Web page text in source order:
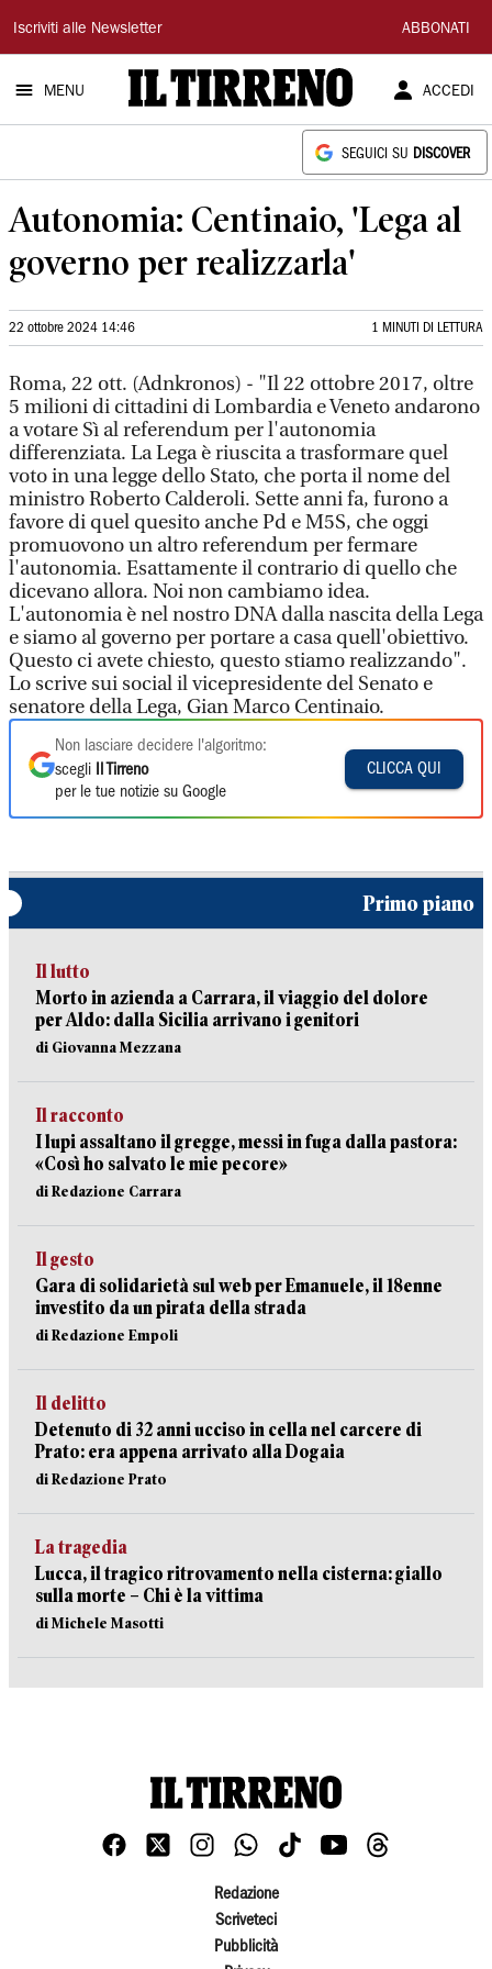
Il
Tirreno
Iscriviti alle Newsletter ABBONATI
MENU ACCEDI
SEGUICI SU DISCOVER
Autonomia: Centinaio, 'Lega al
governo per realizzarla'
22 ottobre 2024 14:46 1 MINUTI DI LETTURA
Roma, 22 ott. (Adnkronos) - "Il 22 ottobre 2017, oltre
5 milioni di cittadini di Lombardia e Veneto andarono
a votare Sì al referendum per l'autonomia
differenziata. La Lega è riuscita a trasformare quel
voto in una legge dello Stato, che porta il nome del
ministro Roberto Calderoli. Sette anni fa, furono a
favore di quel quesito anche Pd e M5S, che oggi
promuovono un altro referendum per fermare
l'autonomia. Esattamente il contrario di quello che
dicevano allora. Noi non cambiamo idea.
L'autonomia è nel nostro DNA dalla nascita della Lega
e siamo al governo per portare a casa quell'obiettivo.
Questo ci avete chiesto, questo stiamo realizzando".
Lo scrive sui social il vicepresidente del Senato e
senatore della Lega, Gian Marco Centinaio.
Non lasciare decidere l'algoritmo:
scegli
Il Tirreno
per le tue notizie su Google
CLICCA QUI
Primo piano
Il lutto
Morto in azienda a Carrara, il viaggio del dolore
per Aldo: dalla Sicilia arrivano i genitori
di Giovanna Mezzana
Il racconto
I lupi assaltano il gregge, messi in fuga dalla pastora:
«Così ho salvato le mie pecore»
di Redazione Carrara
Il gesto
Gara di solidarietà sul web per Emanuele, il 18enne
investito da un pirata della strada
di Redazione Empoli
Il delitto
Detenuto di 32 anni ucciso in cella nel carcere di
Prato: era appena arrivato alla Dogaia
di Redazione Prato
La tragedia
Lucca, il tragico ritrovamento nella cisterna: giallo
sulla morte – Chi è la vittima
di Michele Masotti
Redazione
Scriveteci
Pubblicità